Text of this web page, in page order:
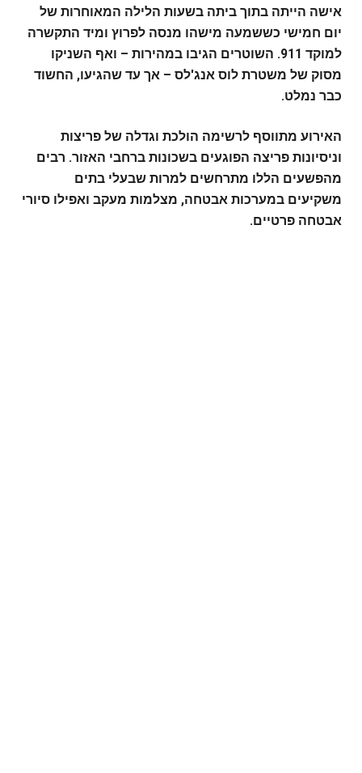
אישה הייתה בתוך ביתה בשעות הלילה המאוחרות של
יום חמישי כששמעה מישהו מנסה לפרוץ ומיד התקשרה
למוקד 911. השוטרים הגיבו במהירות – ואף השניקו
מסוק של משטרת לוס אנג'לס – אך עד שהגיעו, החשוד
כבר נמלט.
האירוע מתווסף לרשימה הולכת וגדלה של פריצות
וניסיונות פריצה הפוגעים בשכונות ברחבי האזור. רבים
מהפשעים הללו מתרחשים למרות שבעלי בתים
משקיעים במערכות אבטחה, מצלמות מעקב ואפילו סיורי
אבטחה פרטיים.